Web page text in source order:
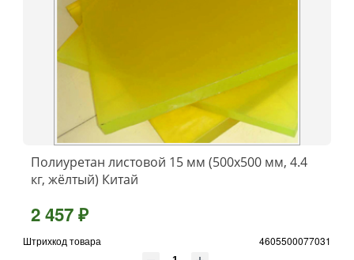
Полиуретан листовой 15 мм (500х500 мм, 4.4
кг, жёлтый) Китай
2 457 ₽
Штрихкод товара 4605500077031